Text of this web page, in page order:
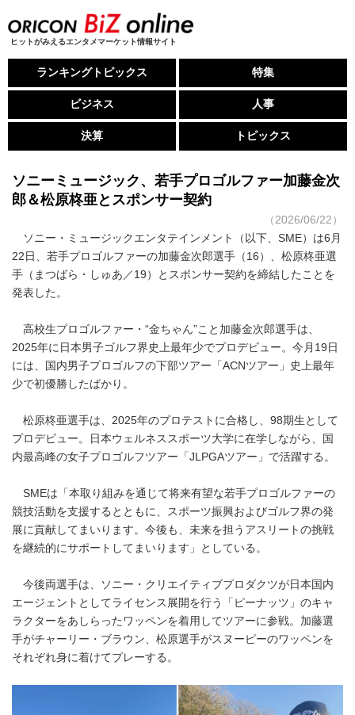
ヒットがみえるエンタメマーケット情報サイト
ランキングトピックス 特集
ビジネス 人事
決算 トピックス
ソニーミュージック、若手プロゴルファー加藤金次
郎＆松原柊亜とスポンサー契約
（2026/06/22）
ソニー・ミュージックエンタテインメント（以下、SME）は6月
22日、若手プロゴルファーの加藤金次郎選手（16）、松原柊亜選
手（まつばら・しゅあ／19）とスポンサー契約を締結したことを
発表した。
高校生プロゴルファー・“金ちゃん”こと加藤金次郎選手は、
2025年に日本男子ゴルフ界史上最年少でプロデビュー。今月19日
には、国内男子プロゴルフの下部ツアー「ACNツアー」史上最年
少で初優勝したばかり。
松原柊亜選手は、2025年のプロテストに合格し、98期生として
プロデビュー。日本ウェルネススポーツ大学に在学しながら、国
内最高峰の女子プロゴルフツアー「JLPGAツアー」で活躍する。
SMEは「本取り組みを通じて将来有望な若手プロゴルファーの
競技活動を支援するとともに、スポーツ振興およびゴルフ界の発
展に貢献してまいります。今後も、未来を担うアスリートの挑戦
を継続的にサポートしてまいります」としている。
今後両選手は、ソニー・クリエイティブプロダクツが日本国内
エージェントとしてライセンス展開を行う「ピーナッツ」のキャ
ラクターをあしらったワッペンを着用してツアーに参戦。加藤選
手がチャーリー・ブラウン、松原選手がスヌーピーのワッペンを
それぞれ身に着けてプレーする。